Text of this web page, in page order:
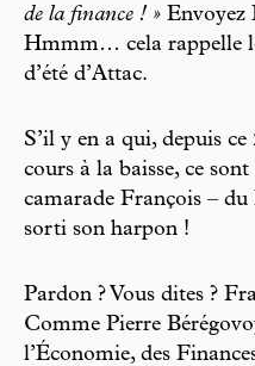
de la finance ! » Envoyez
Hmmm… cela rappelle
d’été d’Attac.
S’il y en a qui, depuis
cours à la baisse, ce
camarade François –
sorti son harpon !
Pardon ? Vous dites ?
Comme Pierre
l’Économie, des